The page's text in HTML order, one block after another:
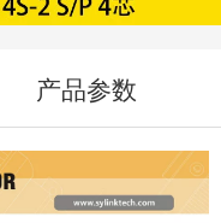
产品参数